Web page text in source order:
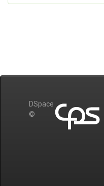
DSpace
©